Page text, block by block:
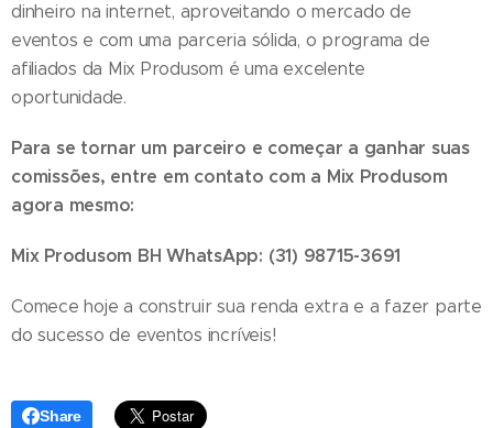
dinheiro na internet, aproveitando o mercado de
eventos e com uma parceria sólida, o programa de
afiliados da Mix Produsom é uma excelente
oportunidade.
Para se tornar um parceiro e começar a ganhar suas
comissões, entre em contato com a Mix Produsom
agora mesmo:
Mix Produsom BH WhatsApp: (31) 98715-3691
Comece hoje a construir sua renda extra e a fazer parte
do sucesso de eventos incríveis!
Share